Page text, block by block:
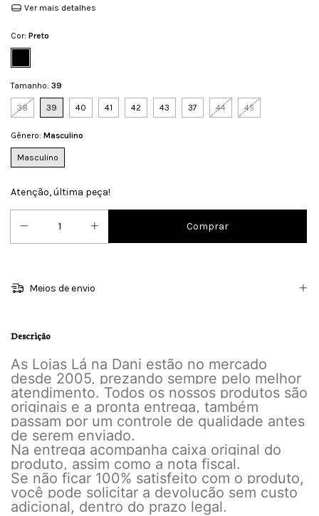
Ver mais detalhes
Cor: Preto
Tamanho: 39
38 39 40 41 42 43 37 44 45
Gênero: Masculino
Masculino
Atenção, última peça!
Meios de envio
Descrição
As Lojas Lá na Dani estão no mercado
desde 2005, prezando sempre pelo melhor
atendimento. Todos os nossos produtos são
originais e a pronta entrega, também
passam por um controle de qualidade antes
de serem enviado.
Na entrega acompanha caixa original do
produto, assim como a nota fiscal.
Se não ficar 100% satisfeito com o produto,
você pode solicitar a devolução sem custo
adicional, dentro do prazo legal.